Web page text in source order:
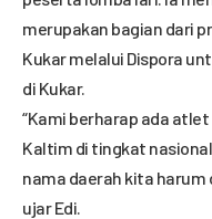
merupakan bagian dari
Kukar melalui Dispora
di Kukar.
“Kami berharap ada
Kaltim di tingkat
nama daerah kita harum
ujar Edi.